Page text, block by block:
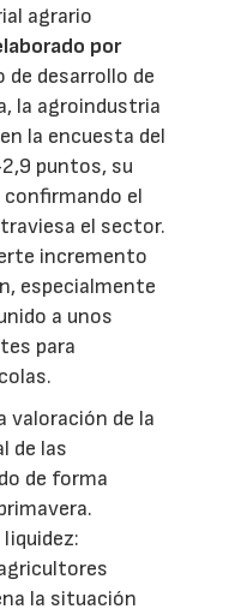
agrario
por
de desarrollo de
la agroindustria
la encuesta del
puntos, su
confirmando el
el sector.
incremento
especialmente
a unos
para
valoración de la
de las
de forma
la situación